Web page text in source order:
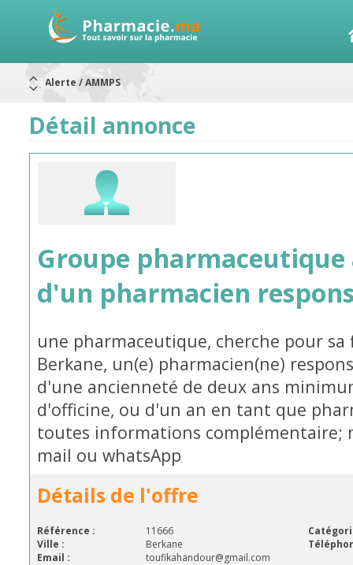
Aureomycine ophtalmique : Rappel de lots
Nouveau : Déclaration d'effets indésirables
RAPPELS DE LOTS
Rappel de lots : préparations lactées
Détail annonce
Groupe pharmaceutique
d'un pharmacien
une pharmaceutique, cherche pour
Berkane, un(e) pharmacien(ne)
d'une ancienneté de deux ans
d'officine, ou d'un an en tant que
toutes informations complémentaire;
mail ou whatsApp
Détails de l'offre
Référence : 11666
Ville :
Berkane
Email :
toufikahandour@gmail.com